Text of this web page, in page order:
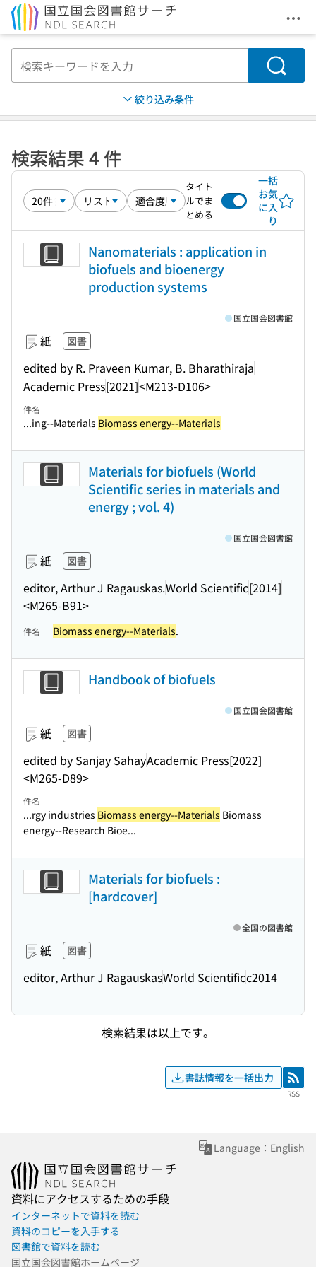
メ
検索
絞り込み条件
検索結果 4 件
タイト
ルでま
とめる
一括
お気
に入
り
Nanomaterials : application in
biofuels and bioenergy
production systems
紙 図書
edited by R. Praveen Kumar, B. Bharathiraja
Academic Press[2021]<M213-D106>
国立国会図書館
件名
...ing--Materials Biomass energy--Materials
Materials for biofuels (World
Scientific series in materials and
energy ; vol. 4)
紙 図書
editor, Arthur J Ragauskas.World Scientific[2014]
<M265-B91>
国立国会図書館
件名 Biomass energy--Materials.
Handbook of biofuels
紙 図書
edited by Sanjay SahayAcademic Press[2022]
<M265-D89>
国立国会図書館
件名
...rgy industries Biomass energy--Materials Biomass
energy--Research Bioe...
Materials for biofuels :
[hardcover]
紙 図書
editor, Arthur J RagauskasWorld Scientificc2014
全国の図書館
検索結果は以上です。
書誌情報を一括出力 RSS
RSS
Language：English
資料にアクセスするための手段
インターネットで資料を読む
資料のコピーを入手する
図書館で資料を読む
国立国会図書館ホームページ